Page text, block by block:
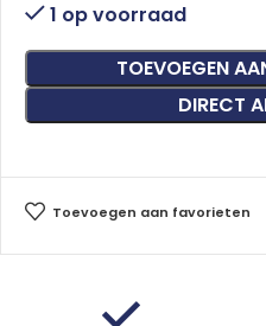
1 op voorraad
TOEVOEGEN
DIRECT
Toevoegen aan favorieten